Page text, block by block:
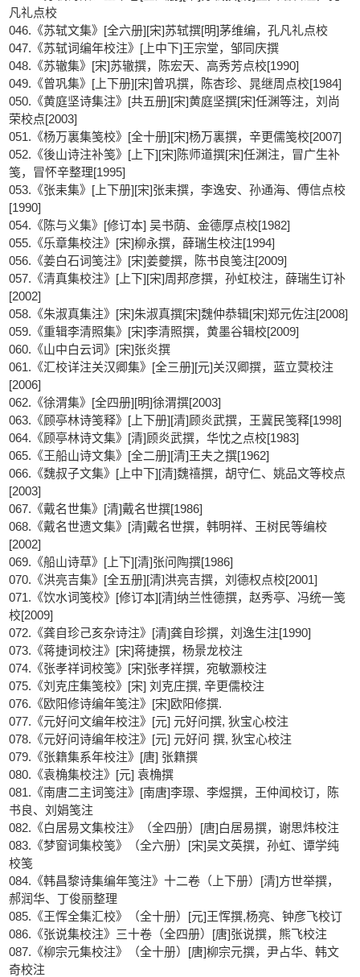
凡礼点校
046.《苏轼文集》[全六册][宋]苏轼撰[明]茅维编，孔凡礼点校
047.《苏轼词编年校注》[上中下]王宗堂，邹同庆撰
048.《苏辙集》[宋]苏辙撰，陈宏天、高秀芳点校[1990]
049.《曾巩集》[上下册][宋]曾巩撰，陈杏珍、晁继周点校[1984]
050.《黄庭坚诗集注》[共五册][宋]黄庭坚撰[宋]任渊等注，刘尚
荣校点[2003]
051.《杨万裏集笺校》[全十册][宋]杨万裏撰，辛更儒笺校[2007]
052.《後山诗注补笺》[上下][宋]陈师道撰[宋]任渊注，冒广生补
笺，冒怀辛整理[1995]
053.《张耒集》[上下册][宋]张耒撰，李逸安、孙通海、傅信点校
[1990]
054.《陈与义集》[修订本] 吴书荫、金德厚点校[1982]
055.《乐章集校注》[宋]柳永撰，薛瑞生校注[1994]
056.《姜白石词笺注》[宋]姜夔撰，陈书良笺注[2009]
057.《清真集校注》[上下][宋]周邦彦撰，孙虹校注，薛瑞生订补
[2002]
058.《朱淑真集注》[宋]朱淑真撰[宋]魏仲恭辑[宋]郑元佐注[2008]
059.《重辑李清照集》[宋]李清照撰，黄墨谷辑校[2009]
060.《山中白云词》[宋]张炎撰
061.《汇校详注关汉卿集》[全三册][元]关汉卿撰，蓝立蓂校注
[2006]
062.《徐渭集》[全四册][明]徐渭撰[2003]
063.《顾亭林诗笺释》[上下册][清]顾炎武撰，王冀民笺释[1998]
064.《顾亭林诗文集》[清]顾炎武撰，华忱之点校[1983]
065.《王船山诗文集》[全二册][清]王夫之撰[1962]
066.《魏叔子文集》[上中下][清]魏禧撰，胡守仁、姚品文等校点
[2003]
067.《戴名世集》[清]戴名世撰[1986]
068.《戴名世遗文集》[清]戴名世撰，韩明祥、王树民等编校
[2002]
069.《船山诗草》[上下][清]张问陶撰[1986]
070.《洪亮吉集》[全五册][清]洪亮吉撰，刘德权点校[2001]
071.《饮水词笺校》[修订本][清]纳兰性德撰，赵秀亭、冯统一笺
校[2009]
072.《龚自珍己亥杂诗注》[清]龚自珍撰，刘逸生注[1990]
073.《蒋捷词校注》[宋]蒋捷撰，杨景龙校注
074.《张孝祥词校笺》[宋]张孝祥撰，宛敏灏校注
075.《刘克庄集笺校》[宋] 刘克庄撰, 辛更儒校注
076.《欧阳修诗编年笺注》[宋]欧阳修撰.
077.《元好问文编年校注》[元] 元好问撰, 狄宝心校注
078.《元好问诗编年校注》[元] 元好问 撰, 狄宝心校注
079.《张籍集系年校注》[唐] 张籍撰
080.《袁桷集校注》[元] 袁桷撰
081.《南唐二主词笺注》[南唐]李璟、李煜撰，王仲闻校订，陈
书良、刘娟笺注
082.《白居易文集校注》（全四册）[唐]白居易撰，谢思炜校注
083.《梦窗词集校笺》（全六册）[宋]吴文英撰，孙虹、谭学纯
校笺
084.《韩昌黎诗集编年笺注》十二卷（上下册）[清]方世举撰，
郝润华、丁俊丽整理
085.《王恽全集汇校》（全十册）[元]王恽撰,杨亮、钟彦飞校订
086.《张说集校注》三十卷（全四册）[唐]张说撰，熊飞校注
087.《柳宗元集校注》（全十册）[唐]柳宗元撰，尹占华、韩文
奇校注